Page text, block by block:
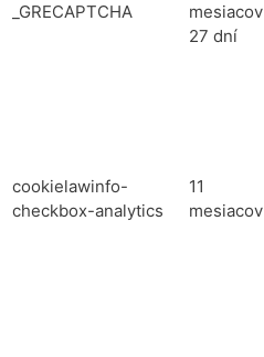
_GRECAPTCHA
mesiacov
27 dní
cookielawinfo-
checkbox-analytics
11
mesiacov